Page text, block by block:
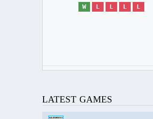
W L L L L
LATEST GAMES